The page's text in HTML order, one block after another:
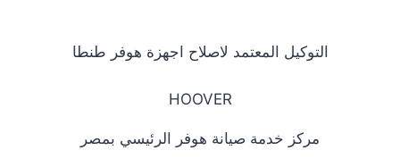
التوكيل المعتمد لاصلاح اجهزة هوفر طنطا
HOOVER
مركز خدمة صيانة هوفر الرئيسي بمصر